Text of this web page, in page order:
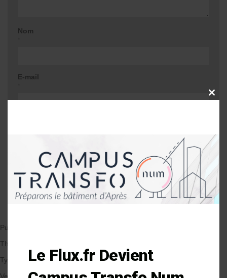
Nom
E-mail
Me prévenir lors d'une réponse à mon
commentaire
Publié le 07/11/2018
Thématique
Types de Bâtiment
Veille et solutions
CLOSE
Le Flux.fr Devient